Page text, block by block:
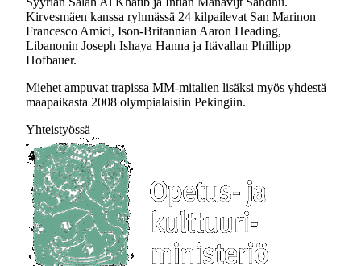
Kirvesmäen kanssa ryhmässä 24 kilpailevat San Marinon
Francesco Amici, Ison-Britannian Aaron Heading,
Libanonin Joseph Ishaya Hanna ja Itävallan Phillipp
Hofbauer.
Miehet ampuvat trapissa MM-mitalien lisäksi myös yhdestä
maapaikasta 2008 olympialaisiin Pekingiin.
Yhteistyössä